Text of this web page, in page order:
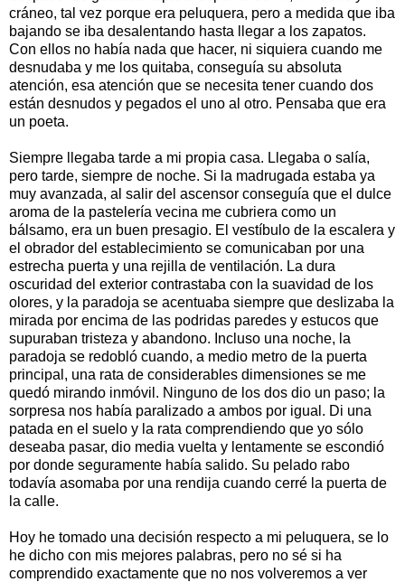
cráneo, tal vez porque era peluquera, pero a medida que iba
bajando se iba desalentando hasta llegar a los zapatos.
Con ellos no había nada que hacer, ni siquiera cuando me
desnudaba y me los quitaba, conseguía su absoluta
atención, esa atención que se necesita tener cuando dos
están desnudos y pegados el uno al otro. Pensaba que era
un poeta.
Siempre llegaba tarde a mi propia casa. Llegaba o salía,
pero tarde, siempre de noche. Si la madrugada estaba ya
muy avanzada, al salir del ascensor conseguía que el dulce
aroma de la pastelería vecina me cubriera como un
bálsamo, era un buen presagio. El vestíbulo de la escalera y
el obrador del establecimiento se comunicaban por una
estrecha puerta y una rejilla de ventilación. La dura
oscuridad del exterior contrastaba con la suavidad de los
olores, y la paradoja se acentuaba siempre que deslizaba la
mirada por encima de las podridas paredes y estucos que
supuraban tristeza y abandono. Incluso una noche, la
paradoja se redobló cuando, a medio metro de la puerta
principal, una rata de considerables dimensiones se me
quedó mirando inmóvil. Ninguno de los dos dio un paso; la
sorpresa nos había paralizado a ambos por igual. Di una
patada en el suelo y la rata comprendiendo que yo sólo
deseaba pasar, dio media vuelta y lentamente se escondió
por donde seguramente había salido. Su pelado rabo
todavía asomaba por una rendija cuando cerré la puerta de
la calle.
Hoy he tomado una decisión respecto a mi peluquera, se lo
he dicho con mis mejores palabras, pero no sé si ha
comprendido exactamente que no nos volveremos a ver